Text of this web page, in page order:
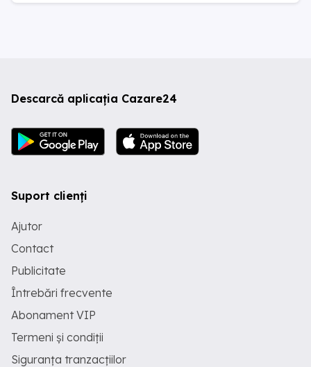
Descarcă aplicația Cazare24
Suport clienți
Ajutor
Contact
Publicitate
Întrebări frecvente
Abonament VIP
Termeni și condiții
Siguranța tranzacțiilor